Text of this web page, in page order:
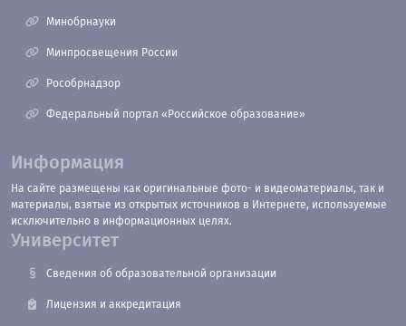
Минобрнауки
Минпросвещения России
Рособрнадзор
Федеральный портал «Российское образование»
Информация
На сайте размещены как оригинальные фото- и видеоматериалы, так и
материалы, взятые из открытых источников в Интернете, используемые
исключительно в информационных целях.
Университет
Сведения об образовательной организации
Лицензия и аккредитация